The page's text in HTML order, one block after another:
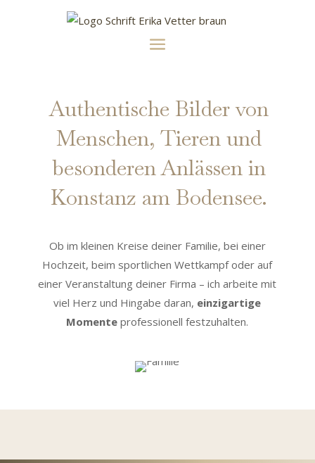
Authentische Bilder von
Menschen, Tieren und
besonderen Anlässen in
Konstanz am Bodensee.
Ob im kleinen Kreise deiner Familie, bei einer
Hochzeit, beim sportlichen Wettkampf oder auf
einer Veranstaltung deiner Firma – ich arbeite mit
viel Herz und Hingabe daran, einzigartige
Momente professionell festzuhalten.